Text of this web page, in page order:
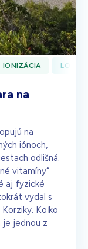
IONIZÁCIA LOVCI
na
na
iónoch,
odlišná.
vitamíny“
aj fyzické
vydal s
Koľko
je jednou z